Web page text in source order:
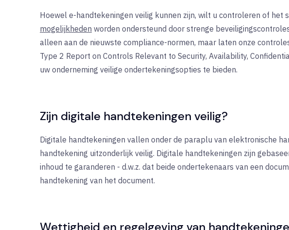
Hoewel e-handtekeningen veilig kunnen zijn, wilt u controleren of
mogelijkheden worden ondersteund door strenge
alleen aan de nieuwste compliance-normen, maar laten onze
Type 2 Report on Controls Relevant to Security, Availability,
uw onderneming veilige ondertekeningsopties te bieden.
Zijn digitale handtekeningen veilig?
Digitale handtekeningen vallen onder de paraplu van elektronische
handtekening uitzonderlijk veilig. Digitale handtekeningen zijn
inhoud te garanderen - d.w.z. dat beide ondertekenaars van een
handtekening van het document.